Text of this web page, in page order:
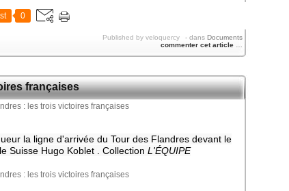
0
Published by veloquercy - dans Documents
commenter cet article
françaises
la ligne d'arrivée du Tour des Flandres devant le
Suisse Hugo Koblet . Collection L'ÉQUIPE